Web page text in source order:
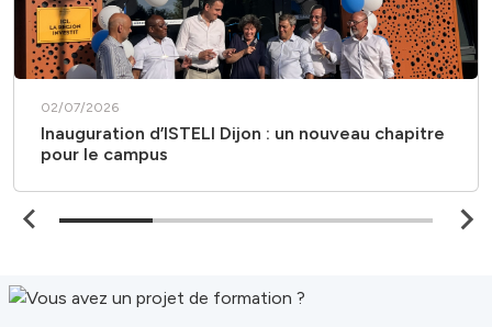
02/07/2026
Inauguration d’ISTELI Dijon : un nouveau chapitre
pour le campus